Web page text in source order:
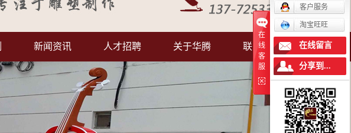
新闻资讯
公司动态
行业资讯
常见问题
人才招聘 关于华腾 联系我们
在
线
客
服
客户服务
淘宝旺旺
在线留言
分享到...